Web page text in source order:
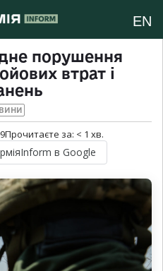
EN
порушення
втрат і
Прочитаєте за: < 1 хв.
в Google